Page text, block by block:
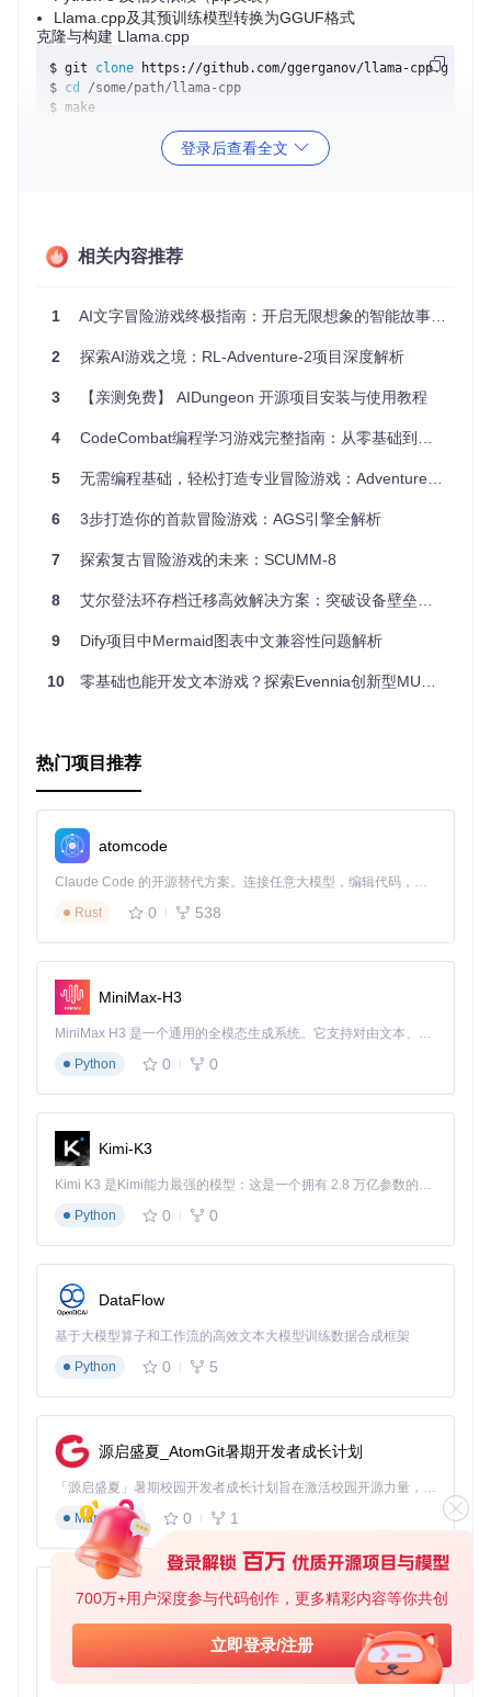
700万+用户深度参与代码创作，更多精彩内容等你共创
立即登录/注册
Llama.cpp及其预训练模型转换为GGUF格式
克隆与构建 Llama.cpp
$ git clone https://github.com/ggerganov/llama-cpp.git /
$ cd /some/path/llama-cpp
$
/path/to/llama-cpp
$ python3 -m pip install -r requirements.txt
最后，安装完所有依赖后，在项目根目录下运行游戏：
3. 应用案例和最佳实践
对于开发者来说，Llama-Journey 提供了一种创新的方式来
境。
施，但开发者应研究如何在执行由AI生成的字符串时保障程
序安全。
交互设计：优化用户体验，即使是在基于文本的游戏中，也
4. 典型生态项目
AI-driven Game Generation
戏世界的项目，如Prosengine或StoryGAN，这些项目通常
也探索非线性叙事或随机游戏内容生成。
大型的游戏引擎中，如Unity或Unreal Engine，以探索AI在
现代游戏开发中的深度整合。
Llama-Journey
的实践，开发者可以深入了解如何结合
AI技术与传统游戏开发，开拓新的游戏创作思路。
登录后查看全文
相关内容推荐
1 AI文字冒险游戏终极指南：开启无限想象的智能故事生成之旅
2 探索AI游戏之境：RL-Adventure-2项目深度解析
3 【亲测免费】 AIDungeon 开源项目安装与使用教程
4 CodeCombat编程学习游戏完整指南：从零基础到游戏开发高手
5 无需编程基础，轻松打造专业冒险游戏：Adventure Game Studio完全指南
6 3步打造你的首款冒险游戏：AGS引擎全解析
7 探索复古冒险游戏的未来：SCUMM-8
8 艾尔登法环存档迁移高效解决方案：突破设备壁垒的游戏进度管理工具
9 Dify项目中Mermaid图表中文兼容性问题解析
10 零基础也能开发文本游戏？探索Evennia创新型MUD开发框架
热门项目推荐
atomcode
Claude Code 的开源替代方案。连接任意大模型，编辑代码，运行命令，自动验证 — 全自动执行。用 Rust 构建，极致性能。 ｜ An open-source alternative to Claude Code. Connect any LLM, edit code, run commands, and verify changes — autonomously. Built in Rust for speed. Get Started
Rust
0 538
MiniMax-H3
MiniMax H3 是一个通用的全模态生成系统。它支持对由文本、图像、视频和音频组成的多模态上下文进行统一理解，并能生成分辨率高达 2K、时长可达 15 秒的带原生立体声音频的视频。得益于面向任务泛化的系统设计，H3 在预训练阶段就已具备广泛的多模态上下文理解与生成能力，能够出色地执行复杂的多模态指令。
Python
0 0
Kimi-K3
Kimi K3 是Kimi能力最强的模型：这是一个拥有 2.8 万亿参数的混合专家（MoE）模型，具备原生视觉理解能力，并支持 100 万 token 的上下文窗口。
Python
0 0
DataFlow
基于大模型算子和工作流的高效文本大模型训练数据合成框架
Python
0 5
源启盛夏_AtomGit暑期开发者成长计划
「源启盛夏」暑期校园开发者成长计划旨在激活校园开源力量，通过积分激励、认证扶持、资源倾斜等形式，引导高校组织和开发者完成「入驻 — 建项目 — 做贡献 — 获认证 — 得资源」的完整闭环。无论你是想带领社团入驻平台的组织者，还是希望用代码贡献证明自己的开发者，都能在这里找到属于你的成长路径。
Markdown
0 1
py-xiaozhi
基于Python的Xiaozhi AI，适用于想要完整Xiaozhi体验而无需拥有专用硬件的用户。
Python
0 1